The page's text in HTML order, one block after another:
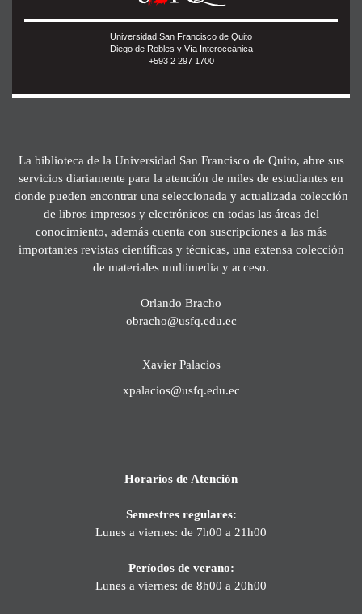
Universidad San Francisco de Quito
Diego de Robles y Vía Interoceánica
+593 2 297 1700
La biblioteca de la Universidad San Francisco de Quito, abre sus
servicios diariamente para la atención de miles de estudiantes en
donde pueden encontrar una seleccionada y actualizada colección
de libros impresos y electrónicos en todas las áreas del
conocimiento, además cuenta con suscripciones a las más
importantes revistas científicas y técnicas, una extensa colección
de materiales multimedia y acceso.
Orlando Bracho
obracho@usfq.edu.ec
Xavier Palacios
xpalacios@usfq.edu.ec
Horarios de Atención
Semestres regulares:
Lunes a viernes: de 7h00 a 21h00
Períodos de verano:
Lunes a viernes: de 8h00 a 20h00